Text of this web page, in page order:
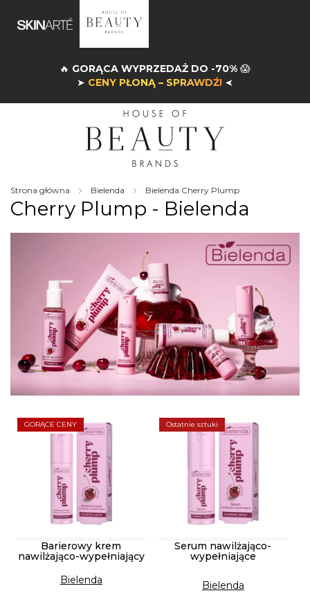
🔥 GORĄCA WYPRZEDAŻ DO -70% 😱
➤ CENY PŁONĄ – SPRAWDŹ! ➤
Strona główna Bielenda Bielenda Cherry Plump
Cherry Plump - Bielenda
GORĄCE CENY
Barierowy krem
nawilżająco-wypełniający
Bielenda
Ostatnie sztuki
Serum nawilżająco-
wypełniające
Bielenda